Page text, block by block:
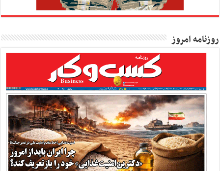
روزنامه امروز